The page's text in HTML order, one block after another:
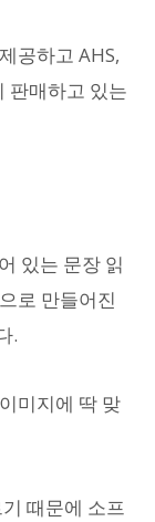
공하고 AHS,
판매하고 있는
있는 문장 읽
로 만들어진
.
미지에 딱 맞
때문에 소프